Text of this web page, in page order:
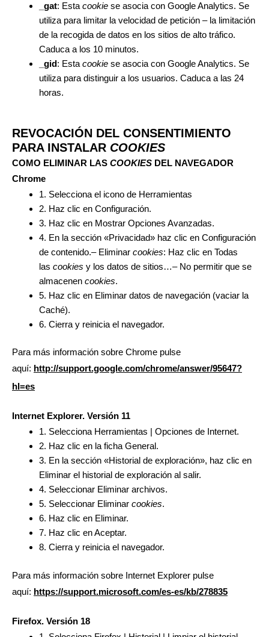
_gat: Esta cookie se asocia con Google Analytics. Se
utiliza para limitar la velocidad de petición – la limitación
de la recogida de datos en los sitios de alto tráfico.
Caduca a los 10 minutos.
_gid: Esta cookie se asocia con Google Analytics. Se
utiliza para distinguir a los usuarios. Caduca a las 24
horas.
REVOCACIÓN DEL CONSENTIMIENTO
PARA INSTALAR COOKIES
COMO ELIMINAR LAS COOKIES DEL NAVEGADOR
Chrome
1. Selecciona el icono de Herramientas
2. Haz clic en Configuración.
3. Haz clic en Mostrar Opciones Avanzadas.
4. En la sección «Privacidad» haz clic en Configuración
de contenido.– Eliminar cookies: Haz clic en Todas
las cookies y los datos de sitios…– No permitir que se
almacenen cookies.
5. Haz clic en Eliminar datos de navegación (vaciar la
Caché).
6. Cierra y reinicia el navegador.
Para más información sobre Chrome pulse
aquí: http://support.google.com/chrome/answer/95647?
hl=es
Internet Explorer. Versión 11
1. Selecciona Herramientas | Opciones de Internet.
2. Haz clic en la ficha General.
3. En la sección «Historial de exploración», haz clic en
Eliminar el historial de exploración al salir.
4. Seleccionar Eliminar archivos.
5. Seleccionar Eliminar cookies.
6. Haz clic en Eliminar.
7. Haz clic en Aceptar.
8. Cierra y reinicia el navegador.
Para más información sobre Internet Explorer pulse
aquí: https://support.microsoft.com/es-es/kb/278835
Firefox. Versión 18